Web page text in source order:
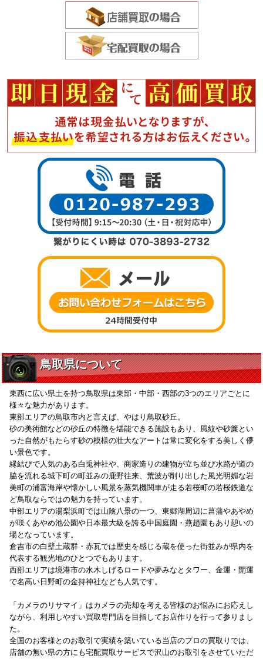
鳥取県について
東西に広い県土を持つ鳥取県は東部・中部・西部の3つのエリアごとに
様々な魅力があります。
東部エリアの鳥取市内と言えば、やはり鳥取砂丘。
砂の美術館などの砂丘の特徴を堪能できる施設もあり、風紋や砂簾とい
った自然がもたらす砂の模様の壮大なアートは常に変化をする美しく儚
い景色です。
縁結びで人気のある白兎神社や、商家造りの建物が立ち並び水路が道の
脇を流れる城下町の町並みの鹿野往来、荒波が削り出した風光明媚な岩
美町の浦富海岸や懐かしい風景を蒸気機関車が走る若桜町の若桜鉄道な
ど鳥取ならではの魅力を持っています。
中部エリアの湯梨浜町では山陰八景の一つ、東郷湖周辺に菖蒲やあやめ
が咲くあやめ池公園や日本最大級を誇る中国庭園・燕趙園もあり憩いの
場となっています。
倉吉市の白壁土蔵群・赤瓦では歴史を感じる蔵を使った街並みが県内を
代表する観光地のひとつでもあります。
西部エリアは境港市の水木しげるロードや夢みなとタワー、金運・開運
で名高い日野町の金持神社なども人気です。
「カメラのリサマイ」はカメラの売却を考える皆様のお悩みにお応えし
ながら、利用しやすい買取専門店を目指してお店作りを行って参りまし
た。
全国のお客様とのお取引で実績を築いている当店のプロの買取りでは、
店舗の無い県の方にも宅配買取サービスで沢山のお取引をさせていただ